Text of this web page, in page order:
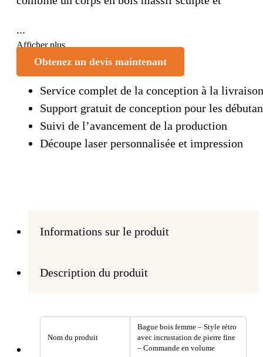
...
Afficher plus
Obtenez un devis maintenant
Service complet de la conception à la livraison
Support gratuit de conception pour les
Suivi de l’avancement de la production
Découpe laser personnalisée et impression
Informations sur le produit
Description du produit
Nom du produit
Bague bois femme – Style rétro
avec incrustation de pierre fine
– Commande en volume